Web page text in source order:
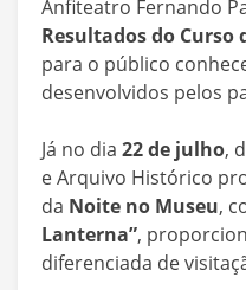
Anfiteatro Fernando
Resultados do Curso
para o público
desenvolvidos pelos
Já no dia 22 de julho,
e Arquivo Histórico
da Noite no Museu,
Lanterna”,
diferenciada de